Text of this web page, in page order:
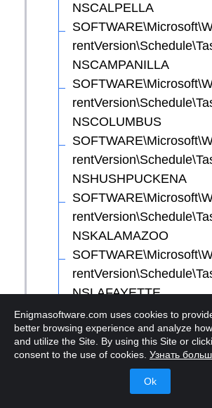
NSCALPELLA
NSCAMPANILLA
NSCOLUMBUS
NSHUSHPUCKENA
NSKALAMAZOO
NSLAFAYETTE
NSLOCKINGTON
Enigmasoftware.com uses cookies to
better browsing experience and analyze
and utilize the Site. By using this Site or
consent to the use of cookies. Узнать